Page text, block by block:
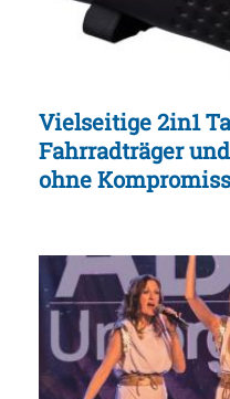
Vielseitige 2in1
Fahrradträger
ohne